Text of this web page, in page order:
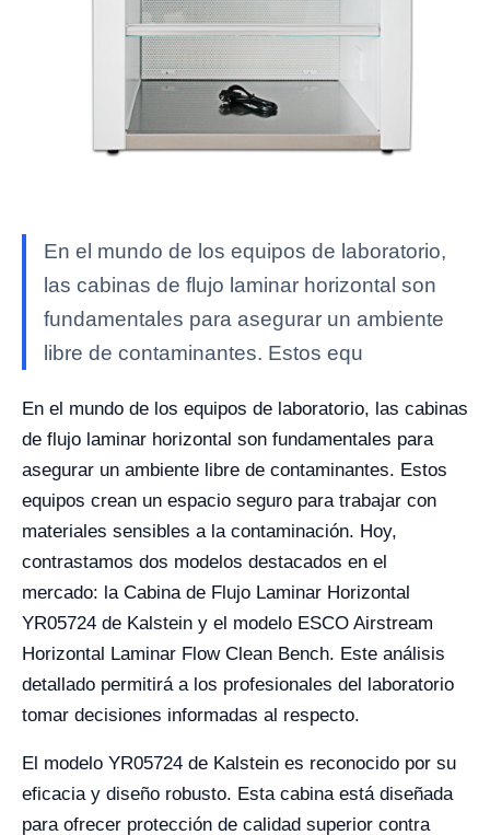
En el mundo de los equipos de laboratorio,
las cabinas de flujo laminar horizontal son
fundamentales para asegurar un ambiente
libre de contaminantes. Estos equ
En el mundo de los equipos de laboratorio, las cabinas
de flujo laminar horizontal son fundamentales para
asegurar un ambiente libre de contaminantes. Estos
equipos crean un espacio seguro para trabajar con
materiales sensibles a la contaminación. Hoy,
contrastamos dos modelos destacados en el
mercado: la Cabina de Flujo Laminar Horizontal
YR05724 de Kalstein y el modelo ESCO Airstream
Horizontal Laminar Flow Clean Bench. Este análisis
detallado permitirá a los profesionales del laboratorio
tomar decisiones informadas al respecto.
El modelo YR05724 de Kalstein es reconocido por su
eficacia y diseño robusto. Esta cabina está diseñada
para ofrecer protección de calidad superior contra